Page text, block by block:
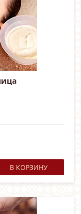
В КОРЗИНУ